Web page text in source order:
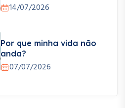
14/07/2026
Por que minha vida não
anda?
07/07/2026